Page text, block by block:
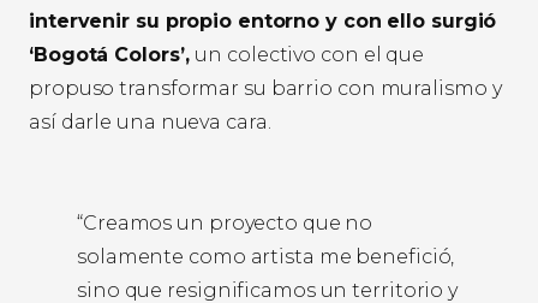
intervenir su propio entorno y con ello surgió
‘Bogotá Colors’, un colectivo con el que
propuso transformar su barrio con muralismo y
así darle una nueva cara.
“Creamos un proyecto que no
solamente como artista me benefició,
sino que resignificamos un territorio y